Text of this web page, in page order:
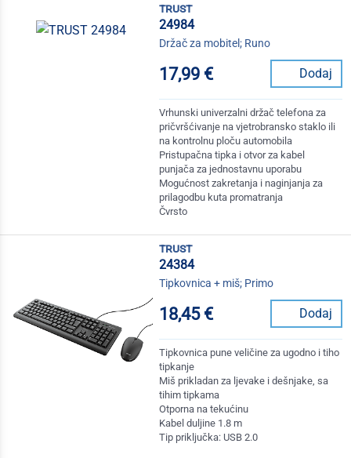
trust
24984
Držač za mobitel; Runo
17,99 € Dodaj
Vrhunski univerzalni držač telefona za
pričvršćivanje na vjetrobransko staklo ili
na kontrolnu ploču automobila
Pristupačna tipka i otvor za kabel
punjača za jednostavnu uporabu
Mogućnost zakretanja i naginjanja za
prilagodbu kuta promatranja
Čvrsto
trust
24384
Tipkovnica + miš; Primo
18,45 € Dodaj
Tipkovnica pune veličine za ugodno i tiho
tipkanje
Miš prikladan za ljevake i dešnjake, sa
tihim tipkama
Otporna na tekućinu
Kabel duljine 1.8 m
Tip priključka: USB 2.0